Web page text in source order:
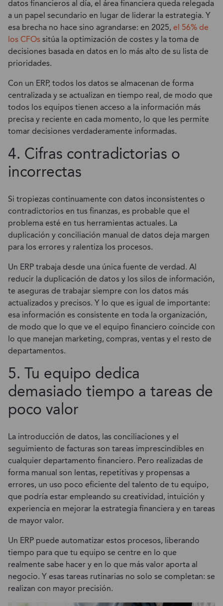
datos financieros al día, el área financiera queda relegada
a un papel secundario en lugar de liderar la estrategia. Y
esa brecha no hace sino agrandarse: en 2025,el 56% de
los CFOssitúa la optimización de costes y la toma de
decisiones basada en datos en lo más alto de su lista de
prioridades.
Con un ERP, todos los datos se almacenan de forma
centralizada y se actualizan en tiempo real, de modo que
todos los equipos tienen acceso a la información más
precisa y reciente en cada momento, lo que les permite
tomar decisiones verdaderamente informadas.
4. Cifras contradictorias o
incorrectas
Si tropiezas continuamente con datos inconsistentes o
contradictorios en tus finanzas, es probable que el
problema esté en tus herramientas actuales. La
duplicación y conciliación manual de datos deja margen
para los errores y ralentiza los procesos.
Un ERP trabaja desde una única fuente de verdad. Al
reducir la duplicación de datos y los silos de información,
te aseguras de trabajar siempre con los datos más
actualizados y precisos. Y lo que es igual de importante:
esa información es consistente en toda la organización,
de modo que lo que ve el equipo financiero coincide con
lo que manejan marketing, compras, ventas y el resto de
departamentos.
5. Tu equipo dedica
demasiado tiempo a tareas de
poco valor
La introducción de datos, las conciliaciones y el
seguimiento de facturas son tareas imprescindibles en
cualquier departamento financiero. Pero realizadas de
forma manual son lentas, repetitivas y propensas a
errores, un uso poco eficiente del talento de tu equipo,
que podría estar empleando su creatividad, intuición y
experiencia en mejorar la estrategia financiera y en tareas
de mayor valor.
Un ERP puede automatizar estos procesos, liberando
tiempo para que tu equipo se centre en lo que
realmente sabe hacer y en lo que más valor aporta al
negocio. Y esas tareas rutinarias no solo se completan: se
realizan con mayor precisión.